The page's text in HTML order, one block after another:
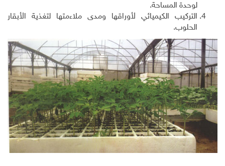
لوحدة المساحة.
التركيب الكيميائي لأوراقها ومدى ملاءمتها لتغذية الأبقار
الحلوب.